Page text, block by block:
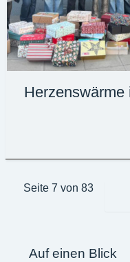
Herzenswärme
Seite 7 von 83
Auf einen Blick